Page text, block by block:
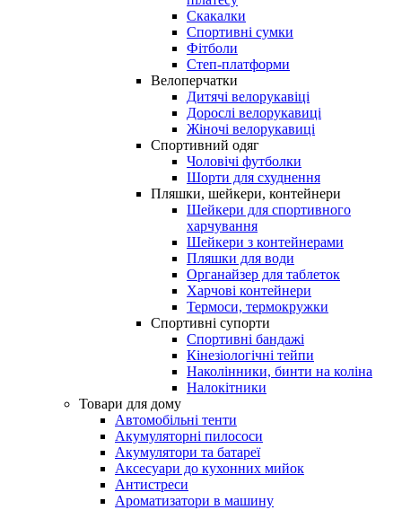
Скакалки
Спортивні сумки
Фітболи
Степ-платформи
Велоперчатки
Дитячі велорукавіці
Дорослі велорукавиці
Жіночі велорукавиці
Спортивний одяг
Чоловічі футболки
Шорти для схуднення
Пляшки, шейкери, контейнери
Шейкери для спортивного
харчування
Шейкери з контейнерами
Пляшки для води
Органайзер для таблеток
Харчові контейнери
Термоси, термокружки
Спортивні супорти
Спортивні бандажі
Кінезіологічні тейпи
Наколінники, бинти на коліна
Налокітники
Товари для дому
Автомобільні тенти
Акумуляторні пилососи
Акумулятори та батареї
Аксесуари до кухонних мийок
Антистреси
Ароматизатори в машину